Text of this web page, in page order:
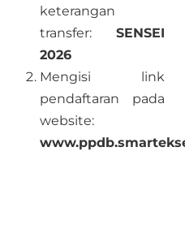
keterangan
transfer: SENSEI
2026
Mengisi link
pendaftaran pada
website: